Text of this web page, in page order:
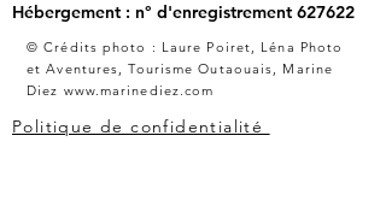
Hébergement : n° d'enregistrement 627622
© Crédits photo : Laure Poiret, Léna Photo
et Aventures,Tourisme Outaouais, Marine
Diez www.marinediez.com
Politique de confidentialité